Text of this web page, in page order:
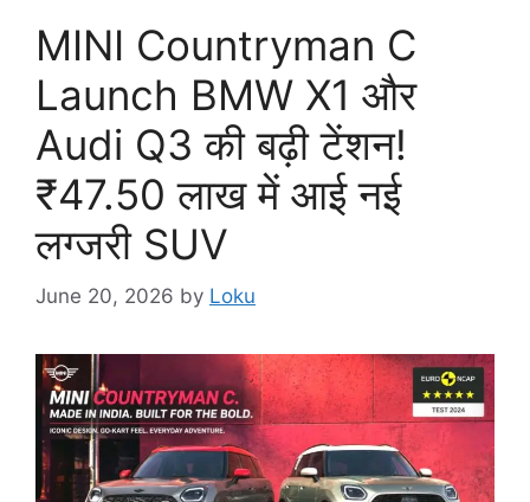
MINI Countryman C
Launch BMW X1 और
Audi Q3 की बढ़ी टेंशन!
₹47.50 लाख में आई नई
लग्जरी SUV
June 20, 2026 by Loku